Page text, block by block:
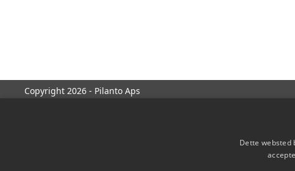
Copyright 2026 - Pilanto Aps
Dette websted